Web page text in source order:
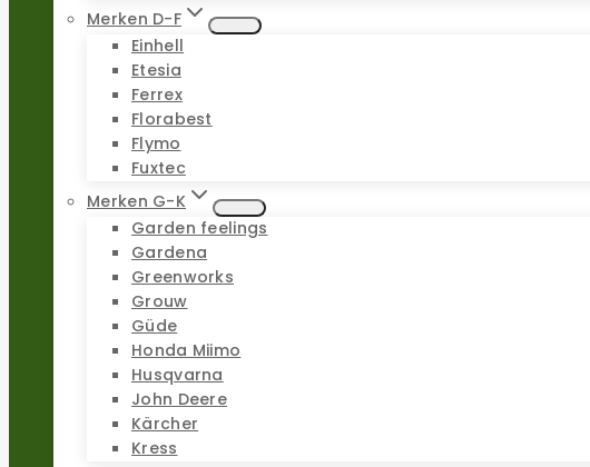
Merken D-F
Einhell
Etesia
Ferrex
Florabest
Flymo
Fuxtec
Merken G-K
Garden feelings
Gardena
Greenworks
Grouw
Güde
Honda Miimo
Husqvarna
John Deere
Kärcher
Kress